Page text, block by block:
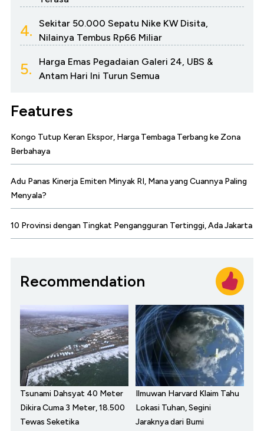
4.
Sekitar 50.000 Sepatu Nike KW Disita,
Nilainya Tembus Rp66 Miliar
5.
Harga Emas Pegadaian Galeri 24, UBS &
Antam Hari Ini Turun Semua
Features
Kongo Tutup Keran Ekspor, Harga Tembaga Terbang ke Zona
Berbahaya
Adu Panas Kinerja Emiten Minyak RI, Mana yang Cuannya Paling
Menyala?
10 Provinsi dengan Tingkat Pengangguran Tertinggi, Ada Jakarta
Recommendation
Tsunami Dahsyat 40 Meter
Dikira Cuma 3 Meter, 18.500
Tewas Seketika
Ilmuwan Harvard Klaim Tahu
Lokasi Tuhan, Segini
Jaraknya dari Bumi